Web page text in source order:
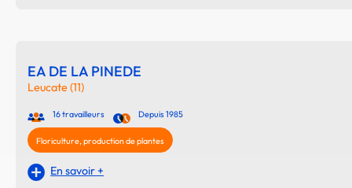
EA DE LA PINEDE
Leucate (11)
16 travailleurs Depuis 1985
Floriculture, production de plantes
En savoir +